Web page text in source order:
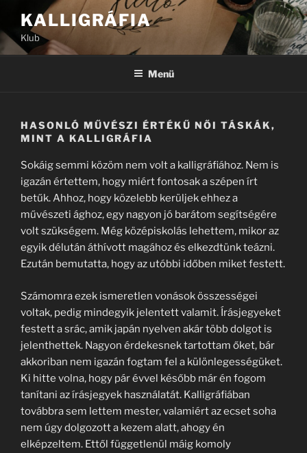
Tartalomhoz
KALLIGRÁFIA
Klub
Menü
HASONLÓ MŰVÉSZI ÉRTÉKŰ NŐI TÁSKÁK,
MINT A KALLIGRÁFIA
Sokáig semmi közöm nem volt a kalligráfiához. Nem is
igazán értettem, hogy miért fontosak a szépen írt
betűk. Ahhoz, hogy közelebb kerüljek ehhez a
művészeti ághoz, egy nagyon jó barátom segítségére
volt szükségem. Még középiskolás lehettem, mikor az
egyik délután áthívott magához és elkezdtünk teázni.
Ezután bemutatta, hogy az utóbbi időben miket festett.
Számomra ezek ismeretlen vonások összességei
voltak, pedig mindegyik jelentett valamit. Írásjegyeket
festett a srác, amik japán nyelven akár több dolgot is
jelenthettek. Nagyon érdekesnek tartottam őket, bár
akkoriban nem igazán fogtam fel a különlegességüket.
Ki hitte volna, hogy pár évvel később már én fogom
tanítani az írásjegyek használatát. Kalligráfiában
továbbra sem lettem mester, valamiért az ecset soha
nem úgy dolgozott a kezem alatt, ahogy én
elképzeltem. Ettől függetlenül máig komoly